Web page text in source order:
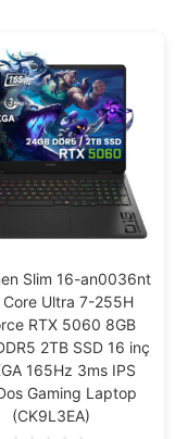
Slim 16-an0036nt
Core Ultra 7-255H
RTX 5060 8GB
2TB SSD 16 inç
165Hz 3ms IPS
Gaming Laptop
(CK9L3EA)